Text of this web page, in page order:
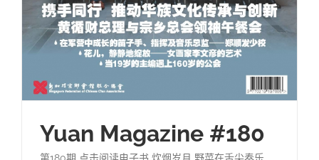
Yuan Magazine #180
第180期 点击阅读电子书 炊烟岁月 野菜在舌尖奏乐